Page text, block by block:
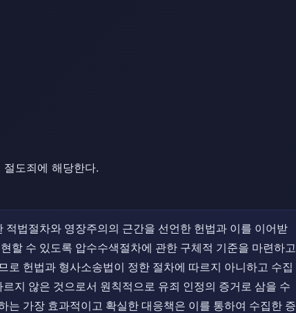
도죄에 해당한다.
법절차와 영장주의의 근간을 선언한 헌법과 이를 이어받
할 수 있도록 압수수색절차에 관한 구체적 기준을 마련하고
헌법과 형사소송법이 정한 절차에 따르지 아니하고 수집
지 않은 것으로서 원칙적으로 유죄 인정의 증거로 삼을 수
가장 효과적이고 확실한 대응책은 이를 통하여 수집한 증